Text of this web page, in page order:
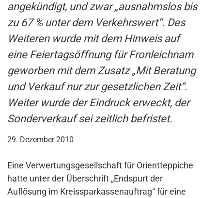
angekündigt, und zwar „ausnahmslos bis
zu 67 % unter dem Verkehrswert“. Des
Weiteren wurde mit dem Hinweis auf
eine Feiertagsöffnung für Fronleichnam
geworben mit dem Zusatz „Mit Beratung
und Verkauf nur zur gesetzlichen Zeit“.
Weiter wurde der Eindruck erweckt, der
Sonderverkauf sei zeitlich befristet.
29. Dezember 2010
Eine Verwertungsgesellschaft für Orientteppiche
hatte unter der Überschrift „Endspurt der
Auflösung im Kreissparkassenauftrag“ für eine